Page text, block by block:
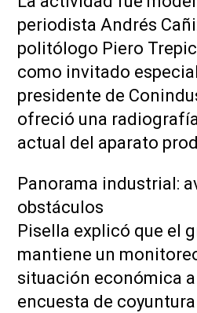
periodista Andrés
politólogo Piero
como invitado
presidente de
ofreció una
actual del aparato
Panorama industrial:
obstáculos
Pisella explicó que el
mantiene un
situación económica
encuesta de